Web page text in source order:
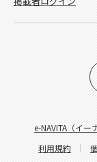
e-NAVITA（イー
利用規約